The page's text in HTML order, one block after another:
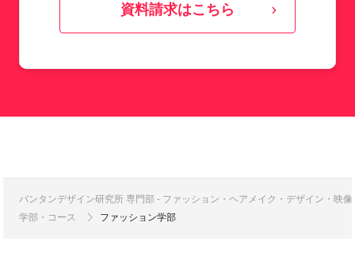
資料請求はこちら
バンタンデザイン研究所 専門部 - ファッション・ヘアメイク・デザイン・映
学部・コース
ファッション学部